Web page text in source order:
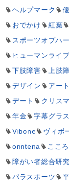
ヘルプマーク
おでかけ
紅葉
スポーツオブハ
ヒューマンライ
下肢障害
上肢
デザイン
アート
デート
クリス
年金
字幕グラス
Vibone
ヴィボ
onntena
ここ
障がい者総合研
パラスポーツ